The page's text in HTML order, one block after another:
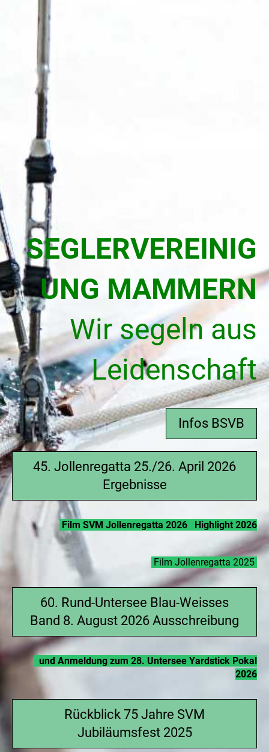
SEGLERVEREINIG
UNG MAMMERN
Wir segeln aus
Leidenschaft
Infos BSVB
45. Jollenregatta 25./26. April 2026
Ergebnisse
Film SVM Jollenregatta 2026 Highlight 2026
Film Jollenregatta 2025
60. Rund-Untersee Blau-Weisses
Band 8. August 2026 Ausschreibung
und Anmeldung zum 28. Untersee Yardstick Pokal
2026
Rückblick 75 Jahre SVM
Jubiläumsfest 2025